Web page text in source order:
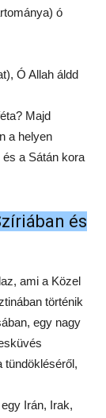
ó
Ó Allah áldd
Majd
a helyen
a Sátán kora
és
ami a Közel
történik
egy nagy
tündökléséről,
Irán, Irak,